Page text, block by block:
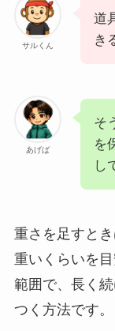
サルくん
道
き
あげば
そ
を
し
重さを足すと
重いくらいを
範囲で、長く
つく方法です。